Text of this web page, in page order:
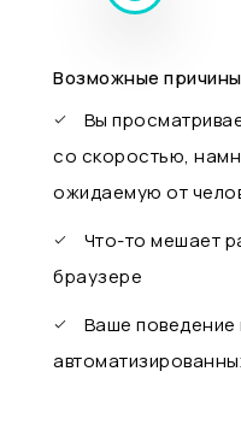
Возможные
Вы
со скоростью,
ожидаемую от
Что-то мешает
браузере
Ваше